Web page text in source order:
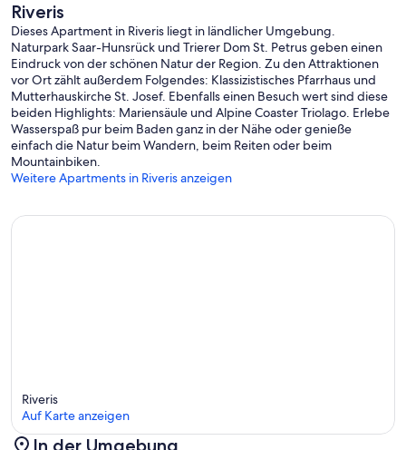
Riveris
Dieses Apartment in Riveris liegt in ländlicher Umgebung.
Naturpark Saar-Hunsrück und Trierer Dom St. Petrus geben einen
Eindruck von der schönen Natur der Region. Zu den Attraktionen
vor Ort zählt außerdem Folgendes: Klassizistisches Pfarrhaus und
Mutterhauskirche St. Josef. Ebenfalls einen Besuch wert sind diese
beiden Highlights: Mariensäule und Alpine Coaster Triolago. Erlebe
Wasserspaß pur beim Baden ganz in der Nähe oder genieße
einfach die Natur beim Wandern, beim Reiten oder beim
Mountainbiken.
Weitere Apartments in Riveris anzeigen
Riveris
Auf Karte anzeigen
In der Umgebung